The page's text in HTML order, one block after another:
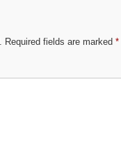
Required fields are marked *